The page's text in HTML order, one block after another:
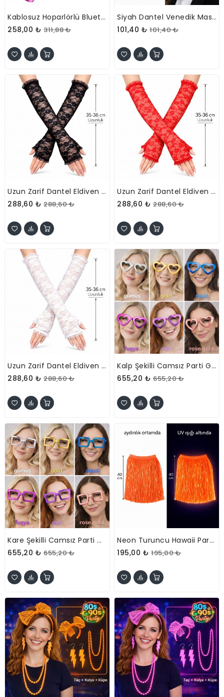
Kablosuz Hoparlörlü Bluetooth Karaoke Mikrofonu
258,00 ₺ 311,88 ₺
Siyah Dantel Venedik Maskesi Kadın – Parti Balo Maskesi 2 No
101,40 ₺ 101,40 ₺
Uzun Zarif Dantel Eldiven Parmaksız Siyah
288,60 ₺ 288,60 ₺
Uzun Zarif Dantel Eldiven Parmaksız Kırmızı
288,60 ₺ 288,60 ₺
Uzun Zarif Dantel Eldiven Parmaksız Beyaz
288,60 ₺ 288,60 ₺
Kalp Şekilli Camsız Parti Gözlüğü 12 Adet – 6 Renk
655,20 ₺ 655,20 ₺
Kare Şekilli Camsız Parti Gözlüğü 12 Adet – 6 Renk
655,20 ₺ 655,20 ₺
Neon Turuncu Hawaii Parti Eteği 40 Cm
195,00 ₺ 195,00 ₺